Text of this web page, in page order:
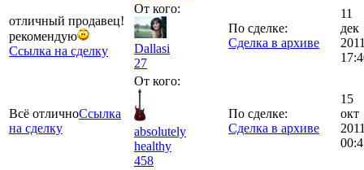
отличный продавец!
рекомендую
Ссылка на сделку
От кого:
Dallasi
27
По сделке:
Сделка в архиве
11
дек
Всё отличноСсылка
на сделку
От кого:
absolutely
healthy
458
По сделке:
Сделка в архиве
15
окт